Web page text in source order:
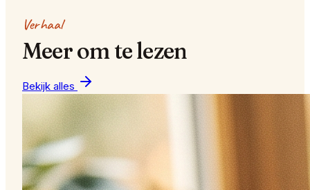
Verhaal
Meer om te lezen
Bekijk alles